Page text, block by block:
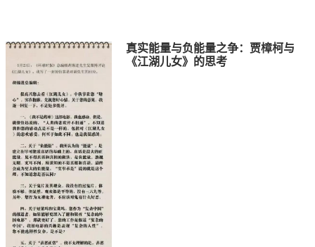
真实能量与负能量之争：贾樟柯与
《江湖儿女》的思考